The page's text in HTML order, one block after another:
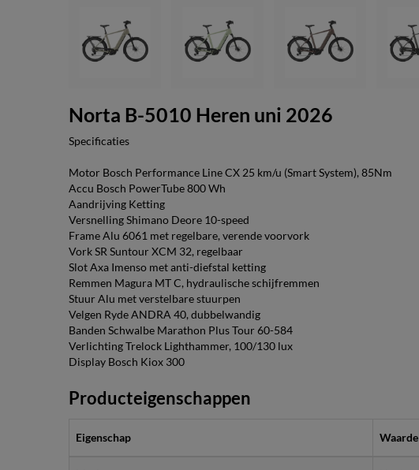
Norta B-5010 Heren uni 2026
Specificaties
Motor Bosch Performance Line CX 25 km/u (Smart System), 85Nm
Accu Bosch PowerTube 800 Wh
Aandrijving Ketting
Versnelling Shimano Deore 10-speed
Frame Alu 6061 met regelbare, verende voorvork
Vork SR Suntour XCM 32, regelbaar
Slot Axa Imenso met anti-diefstal ketting
Remmen Magura MT C, hydraulische schijfremmen
Stuur Alu met verstelbare stuurpen
Velgen Ryde ANDRA 40, dubbelwandig
Banden Schwalbe Marathon Plus Tour 60-584
Verlichting Trelock Lighthammer, 100/130 lux
Display Bosch Kiox 300
Producteigenschappen
Eigenschap Waarde